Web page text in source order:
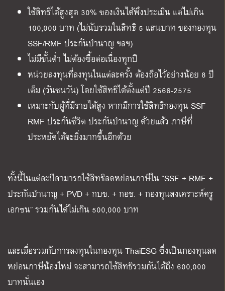
ใช้สิทธิได้สูงสุด 30% ของเงินได้พึงประเมิน แต่ไม่เกิน
100,000 บาท (ไม่นับรวมในสิทธิ 5 แสนบาท ของกองทุน
SSF/RMF ประกันบำนาญ ฯลฯ)
ไม่มีขั้นต่ำ ไม่ต้องซื้อต่อเนื่องทุกปี
หน่วยลงทุนที่ลงทุนในแต่ละครั้ง ต้องถือไว้อย่างน้อย 8 ปี
เต็ม (วันชนวัน)​ โดยใช้สิทธิได้ตั้งแต่ปี 2566-2575
เหมาะกับผู้ที่มีรายได้สูง หากมีการใช้สิทธิกองทุน SSF
RMF ประกันชีวิต ประกันบำนาญ ด้วยแล้ว ภาษีที่
ประหยัดได้จะยิ่งมากขึ้นอีกด้วย
ทั้งนี้ในแต่ละปีสามารถใช้สิทธิลดหย่อนภาษีใน “SSF + RMF +
ประกันบำนาญ + PVD + กบข. + กอช. + กองทุนสงเคราะห์ครู
เอกชน” รวมกันได้ไม่เกิน 500,000 บาท
และเมื่อรวมกับการลงทุนในกองทุน ThaiESG ซึ่งเป็นกองทุนลด
หย่อนภาษีน้องใหม่ จะสามารถใช้สิทธิรวมกันได้ถึง 600,000
บาทนั่นเอง